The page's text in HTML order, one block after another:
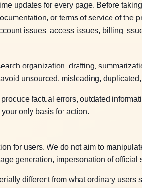
updates for every page. Before
or terms of service of the
issues, access issues, billing
organization, drafting,
unsourced, misleading,
factual errors, outdated
only basis for action.
for users. We do not aim to
generation, impersonation of
different from what ordinary users